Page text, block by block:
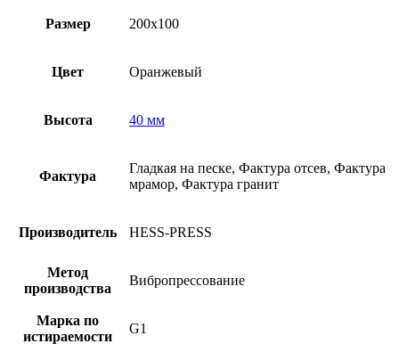
Размер 200х100
Цвет Оранжевый
Высота 40 мм
Фактура
Гладкая на песке, Фактура отсев, Фактура
мрамор, Фактура гранит
Производитель HESS-PRESS
Метод
производства
Вибропрессование
Марка по
истираемости
G1